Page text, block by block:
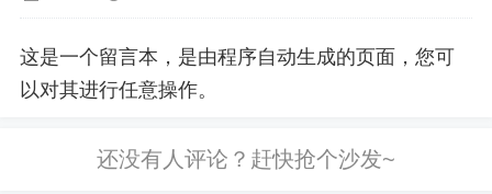
这是一个留言本，是由程序自动生成的页面，您可
以对其进行任意操作。